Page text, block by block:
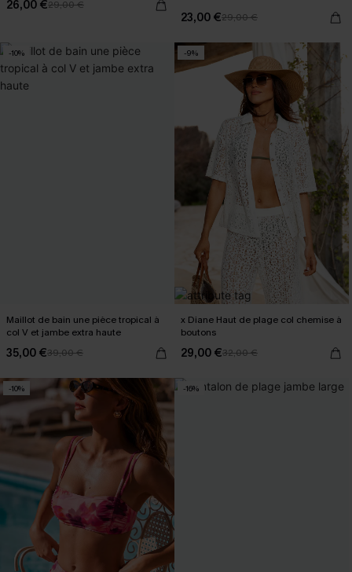
26,00 €29,00 €
23,00 €29,00 €
-10%
Maillot de bain une pièce tropical à
col V et jambe extra haute
35,00 €39,00 €
-9%
x Diane Haut de plage col chemise à
boutons
29,00 €32,00 €
-10% -16%